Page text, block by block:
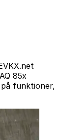
85x
funktioner,